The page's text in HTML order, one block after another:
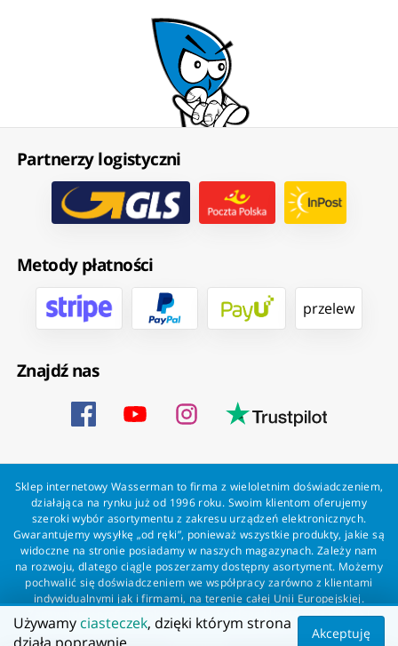
Partnerzy logistyczni
Metody płatności
przelew
Znajdź nas
Sklep internetowy Wasserman to firma z wieloletnim doświadczeniem,
działająca na rynku już od 1996 roku. Swoim klientom oferujemy
szeroki wybór asortymentu z zakresu urządzeń elektronicznych.
Gwarantujemy wysyłkę „od ręki”, ponieważ wszystkie produkty, jakie są
widoczne na stronie posiadamy w naszych magazynach. Zależy nam
na rozwoju, dlatego ciągle poszerzamy dostępny asortyment. Możemy
pochwalić się doświadczeniem we współpracy zarówno z klientami
indywidualnymi jak i firmami, na terenie całej Unii Europejskiej.
Zapewniamy profesjonalną obsługę każdego klienta oraz szybką i
bezproblemową realizację zamówień. Wasserman - wszystko dla
Używamy ciasteczek, dzięki którym strona
Akceptuję